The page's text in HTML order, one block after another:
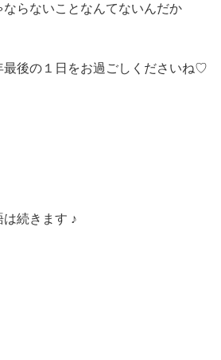
らないことなんてないんだか
最後の１日をお過ごしくださいね♡
続きます ♪